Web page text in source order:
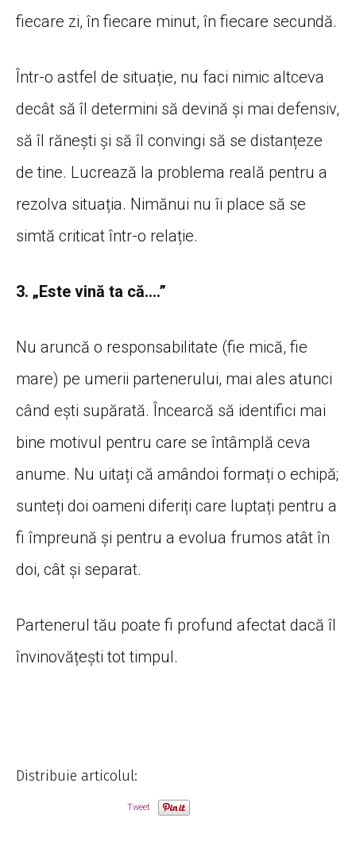
fiecare zi, în fiecare minut, în fiecare secundă.
Într-o astfel de situație, nu faci nimic altceva
decât să îl determini să devină și mai defensiv,
să îl rănești și să îl convingi să se distanțeze
de tine. Lucrează la problema reală pentru a
rezolva situația. Nimănui nu îi place să se
simtă criticat într-o relație.
3. „Este vină ta că….”
Nu aruncă o responsabilitate (fie mică, fie
mare) pe umerii partenerului, mai ales atunci
când ești supărată. Încearcă să identifici mai
bine motivul pentru care se întâmplă ceva
anume. Nu uitați că amândoi formați o echipă;
sunteți doi oameni diferiți care luptați pentru a
fi împreună și pentru a evolua frumos atât în
doi, cât și separat.
Partenerul tău poate fi profund afectat dacă îl
învinovățești tot timpul.
Distribuie articolul:
Tweet